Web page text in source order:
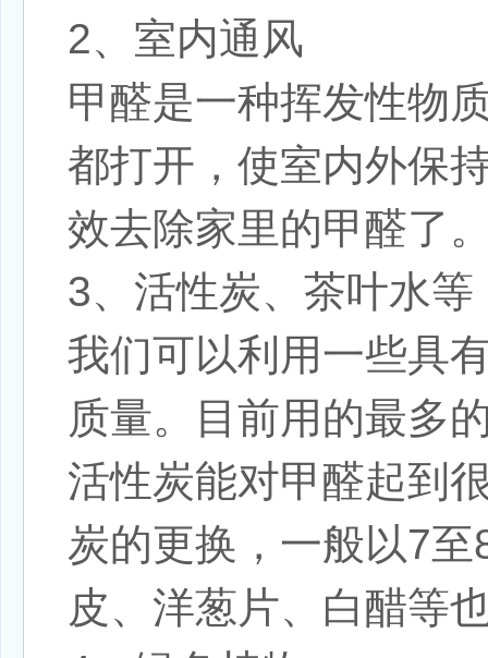
2、室内通风
甲醛是一种挥发性物
都打开，使室内外保
效去除家里的甲醛了
3、活性炭、茶叶水等
我们可以利用一些具
质量。目前用的最多
活性炭能对甲醛起到
炭的更换，一般以7
皮、洋葱片、白醋等